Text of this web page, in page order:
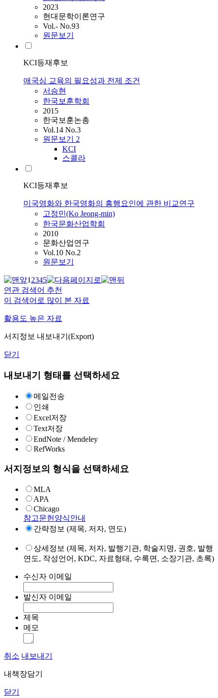
2023
현대문학이론연구
Vol.- No.93
원문보기
KCI등재후보
애국심 교육의 필요성과 전제 조건
서승현
한국보훈학회
2015
한국보훈논총
Vol.14 No.3
원문보기 2
KCI
스콜라
KCI등재후보
미국영화와 한국영화의 흥행요인에 관한 비교연구
고정민(Ko Jeong-min)
한국문화산업학회
2010
문화산업연구
Vol.10 No.2
원문보기
12345
연관 검색어 추천
이 검색어로 많이 본 자료
활용도 높은 자료
서지정보 내보내기(Export)
닫기
내보내기 형태를 선택하세요
메일전송
인쇄
Excel저장
Text저장
EndNote / Mendeley
RefWorks
서지정보의 형식을 선택하세요
MLA
APA
Chicago
참고문헌양식안내
간략정보 (제목, 저자, 연도)
상세정보 (제목, 저자, 발행기관, 학술지명, 권호, 발행
연도, 작성언어, KDC, 자료형태, 수록면, 소장기관, 초록)
수신자 이메일
발신자 이메일
제목
메모
취소 내보내기
내책장담기
닫기